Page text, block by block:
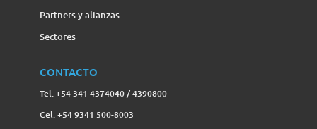
Partners y alianzas
Sectores
CONTACTO
Tel. +54 341 4374040 / 4390800
Cel. +54 9341 500-8003